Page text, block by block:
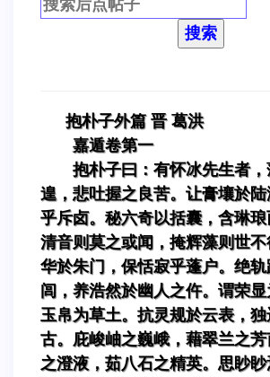
搜索
抱朴子外篇 晋 葛洪
嘉遁卷第一
抱朴子曰：有怀冰先生者
遑，悲吐握之良苦。让膏壤於
乎斥卤。秘六奇以括囊，含琳
清音则莫之或闻，掩辉藻则世
华於朱门，保恬寂乎蓬户。绝
闾，养浩然於幽人之仵。谓荣
玉帛为草土。抗灵规於云表，
古。庇峻岫之巍峨，藉翠兰之
之澄液，茹八石之精英。思眇